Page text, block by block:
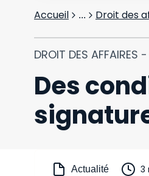
Accueil ... Droit des
DROIT DES
Des
Actualité 3